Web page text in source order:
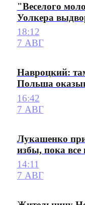
"Веселого
Уолкера
18:12
7 АВГ
Навроцкий:
Польша
16:42
7 АВГ
Лукашенко
избы, пока все
14:11
7 АВГ